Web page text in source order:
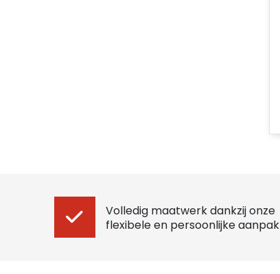
Volledig maatwerk dankzij onze
flexibele en persoonlijke aanpak